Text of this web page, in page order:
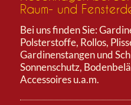
Raum- und
Bei uns finden Sie:
Polsterstoffe, Rollos,
Gardinenstangen und
Sonnenschutz,
Accessoires u.a.m.